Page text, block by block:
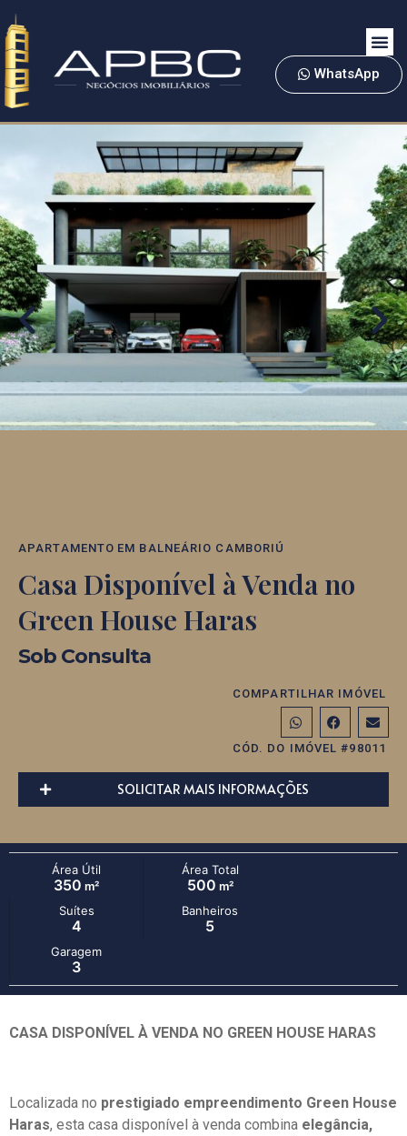
WhatsApp
APARTAMENTO EM BALNEÁRIO CAMBORIÚ
Casa Disponível à Venda no
Green House Haras
Sob Consulta
COMPARTILHAR IMÓVEL
CÓD. DO IMÓVEL #98011
SOLICITAR MAIS INFORMAÇÕES
Área Útil
350 m²
Área Total
500 m²
Suítes
4
Banheiros
5
Garagem
3
CASA DISPONÍVEL À VENDA NO GREEN HOUSE HARAS
Localizada no prestigiado empreendimento Green House
Haras, esta casa disponível à venda combina elegância,